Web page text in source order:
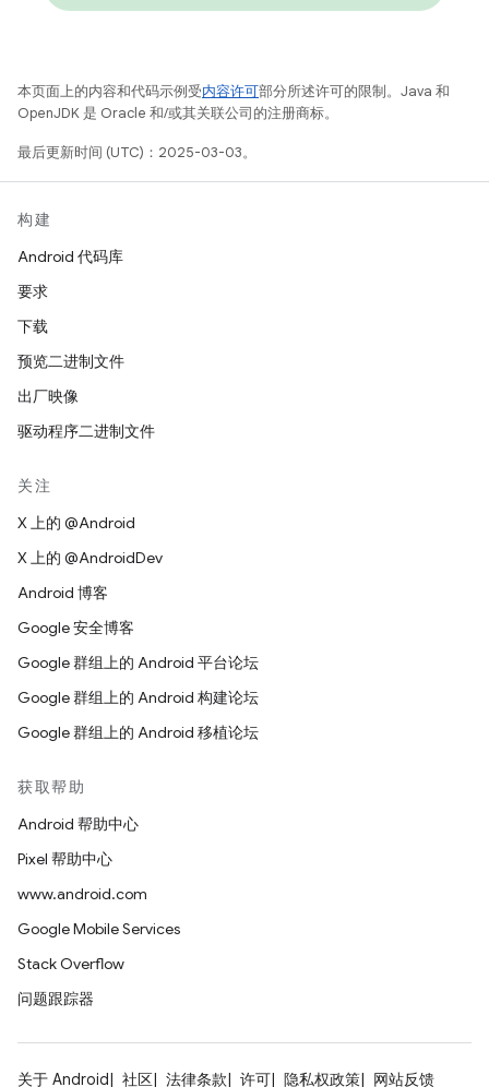
本页面上的内容和代码示例受内容许可部分所述许可的限制。Java 和
OpenJDK 是 Oracle 和/或其关联公司的注册商标。
最后更新时间 (UTC)：2025-03-03。
构建
Android 代码库
要求
下载
预览二进制文件
出厂映像
驱动程序二进制文件
关注
X 上的 @Android
X 上的 @AndroidDev
Android 博客
Google 安全博客
Google 群组上的 Android 平台论坛
Google 群组上的 Android 构建论坛
Google 群组上的 Android 移植论坛
获取帮助
Android 帮助中心
Pixel 帮助中心
www.android.com
Google Mobile Services
Stack Overflow
问题跟踪器
关于 Android 社区 法律条款 许可 隐私权政策 网站反馈